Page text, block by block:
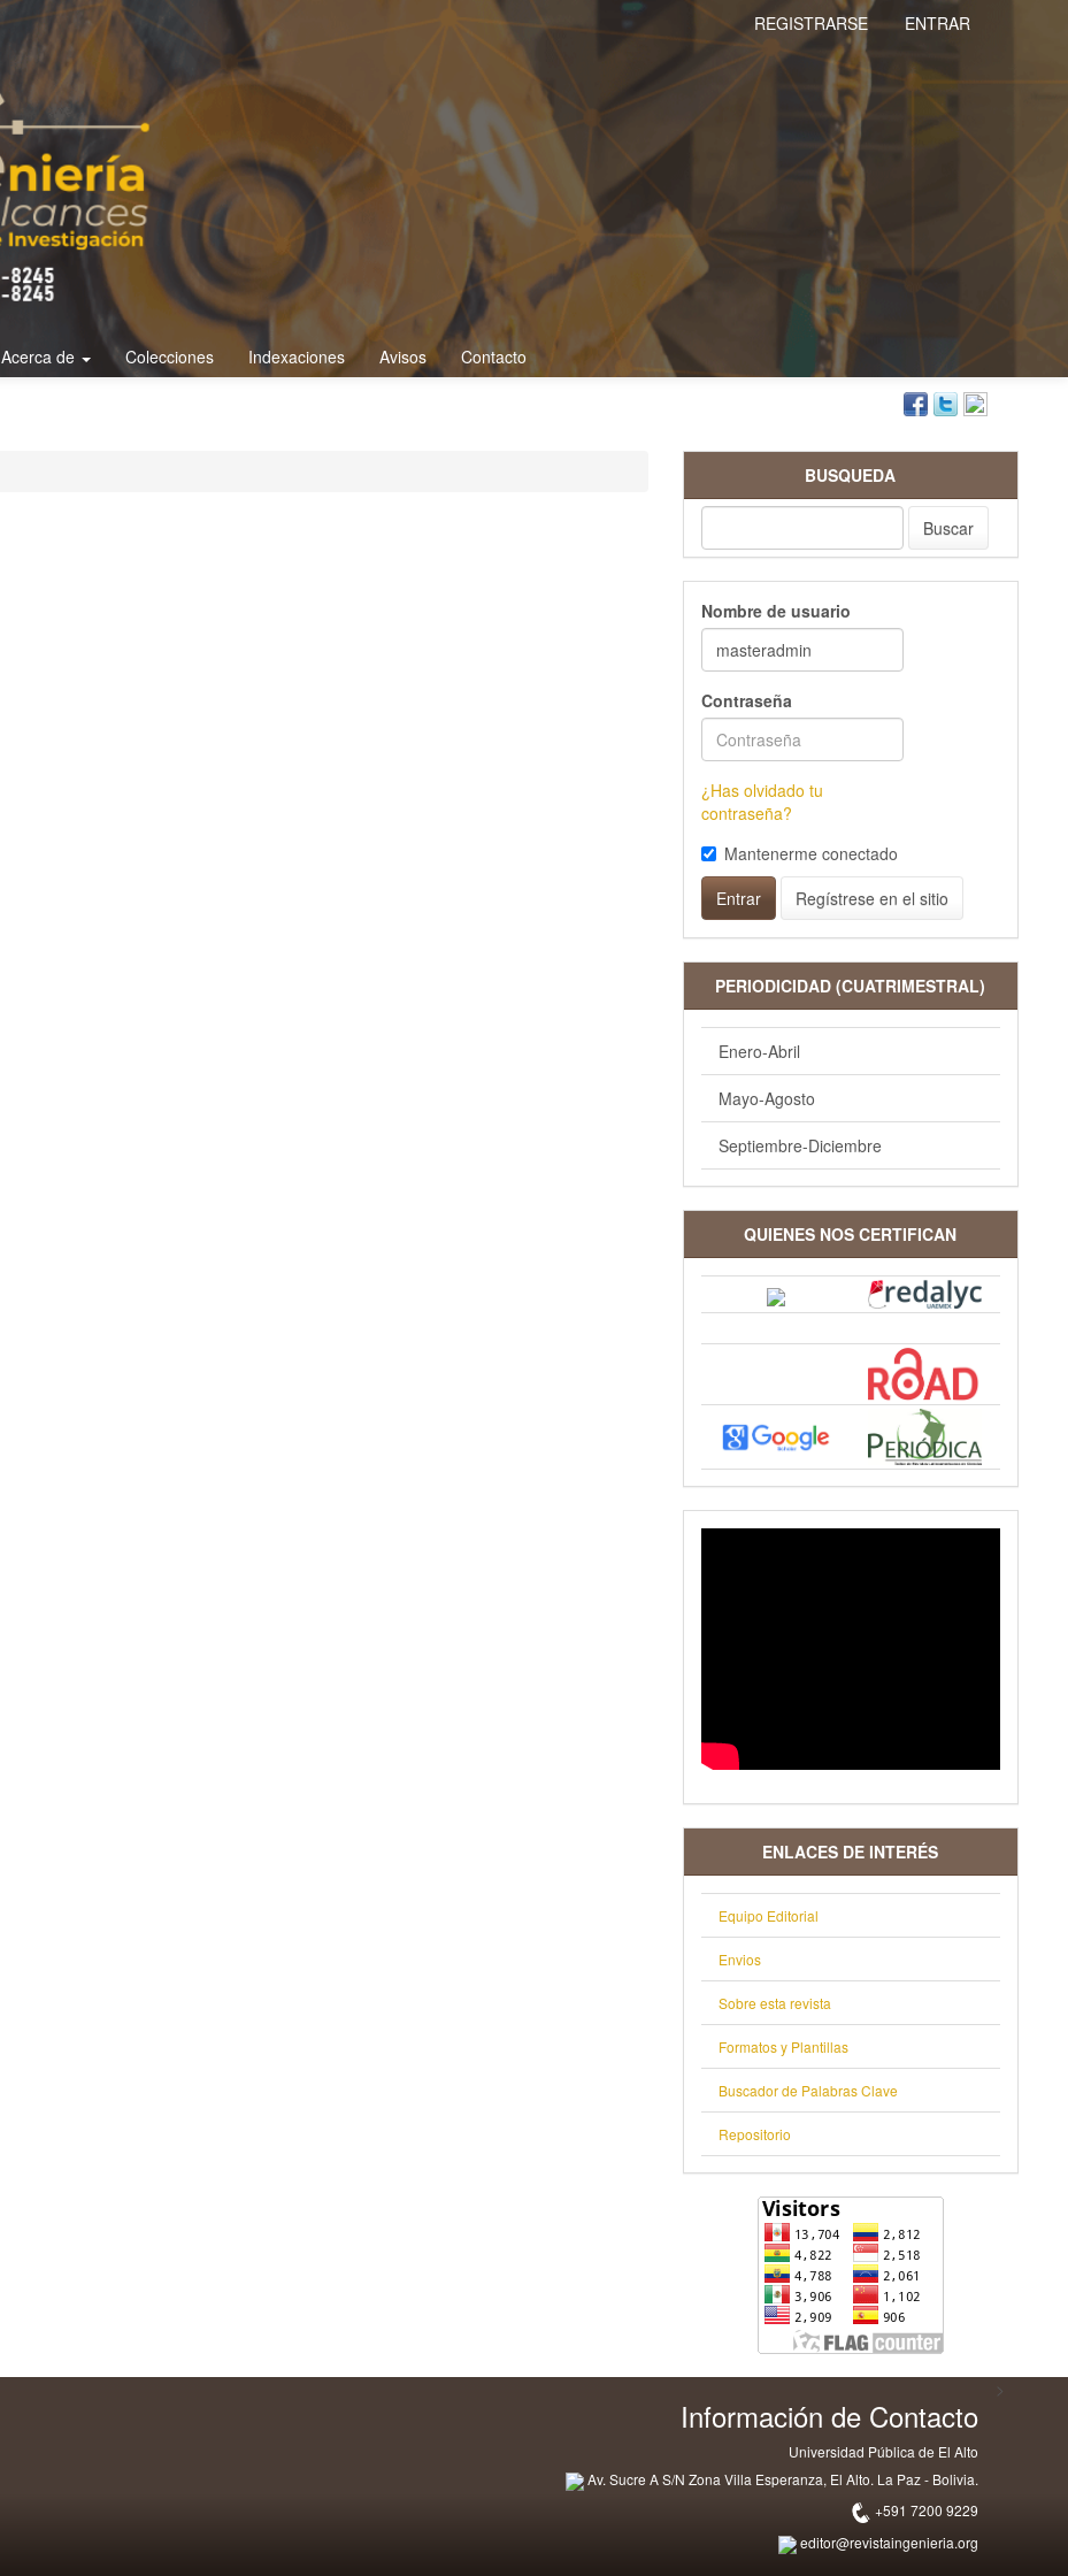
REGISTRARSE ENTRAR
Acerca de Colecciones Indexaciones Avisos Contacto
BUSQUEDA
Buscar
Nombre de usuario
Contraseña
¿Has olvidado tu
contraseña?
Mantenerme conectado
Entrar
Regístrese en el sitio
PERIODICIDAD (CUATRIMESTRAL)
Enero-Abril
Mayo-Agosto
Septiembre-Diciembre
QUIENES NOS CERTIFICAN
VIDEO
ENLACES DE INTERÉS
Equipo Editorial
Envios
Sobre esta revista
Formatos y Plantillas
Buscador de Palabras Clave
Repositorio
Información de Contacto
Universidad Pública de El Alto
Av. Sucre A S/N Zona Villa Esperanza, El Alto. La Paz - Bolivia.
+591 7200 9229
editor@revistaingenieria.org
>